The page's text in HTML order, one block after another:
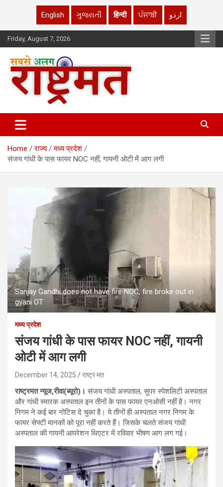
English ગુજરાતી हिन्दी ਪੰਜਾਬੀ اردو
Skip
to
Friday, August 7, 2026
rashtrmat.com
Home राज्य
मध्य प्रदेश
संजय गांधी के पास फायर NOC नहीं, गायनी ओटी में आग लगी
Sanjay Gandhi does not have fire NOC, fire broke out in
gyani OT
मध्य प्रदेश
संजय गांधी के पास फायर NOC नहीं, गायनी
ओटी में आग लगी
December 14, 2025 राष्ट्र मत
राष्ट्रमत न्यूज,रीवा(ब्यूरो)। संजय गांधी अस्पताल, सुपर स्पेशलिटी अस्पताल
और गांधी स्मारक अस्पताल इन तीनों के पास फायर एनओसी नहीं है। नगर
निगम ने कई बार नोटिस दे चुका है। ये तीनों ही अस्पताल नगर निगम के
फायर सेफ्टी मानकों को पूरा नहीं करते हैं। जिसके चलते संजय गांधी
अस्पताल की गायनी आपरेशन थिएटर में रविवार भीषण आग लग गई।